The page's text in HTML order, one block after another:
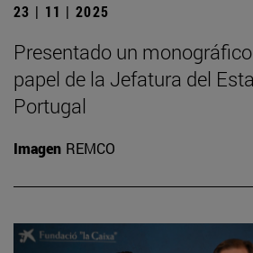
23 | 11 | 2025
Presentado un
papel de la Jefatura del
Portugal
Imagen REMCO